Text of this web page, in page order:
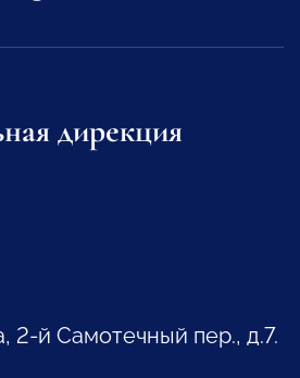
дирекция
2-й Самотечный пер., д.7.